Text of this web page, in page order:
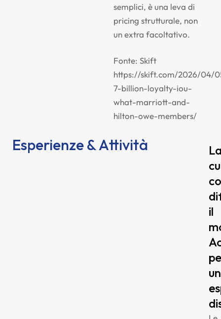
semplici, è una leva di
pricing strutturale, non
un extra facoltativo.
Fonte: Skift
https://skift.com/2026/04/
7-billion-loyalty-iou-
what-marriott-and-
hilton-owe-members/
Esperienze & Attività
il